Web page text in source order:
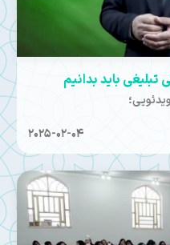
تبلیغی باید بدانیم
2025-02-04